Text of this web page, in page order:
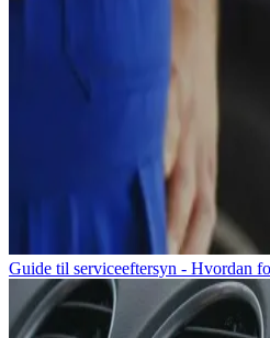
Guide til serviceeftersyn - Hvordan